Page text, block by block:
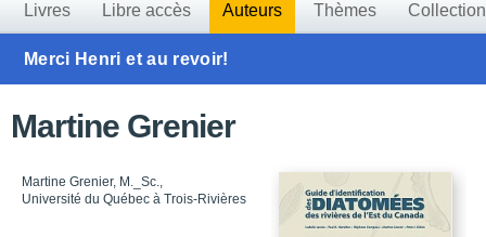
Livres Libre accès Auteurs Thèmes
Merci Henri et au revoir!
Martine Grenier
Martine Grenier, M._Sc.,
Université du Québec à Trois-Rivières